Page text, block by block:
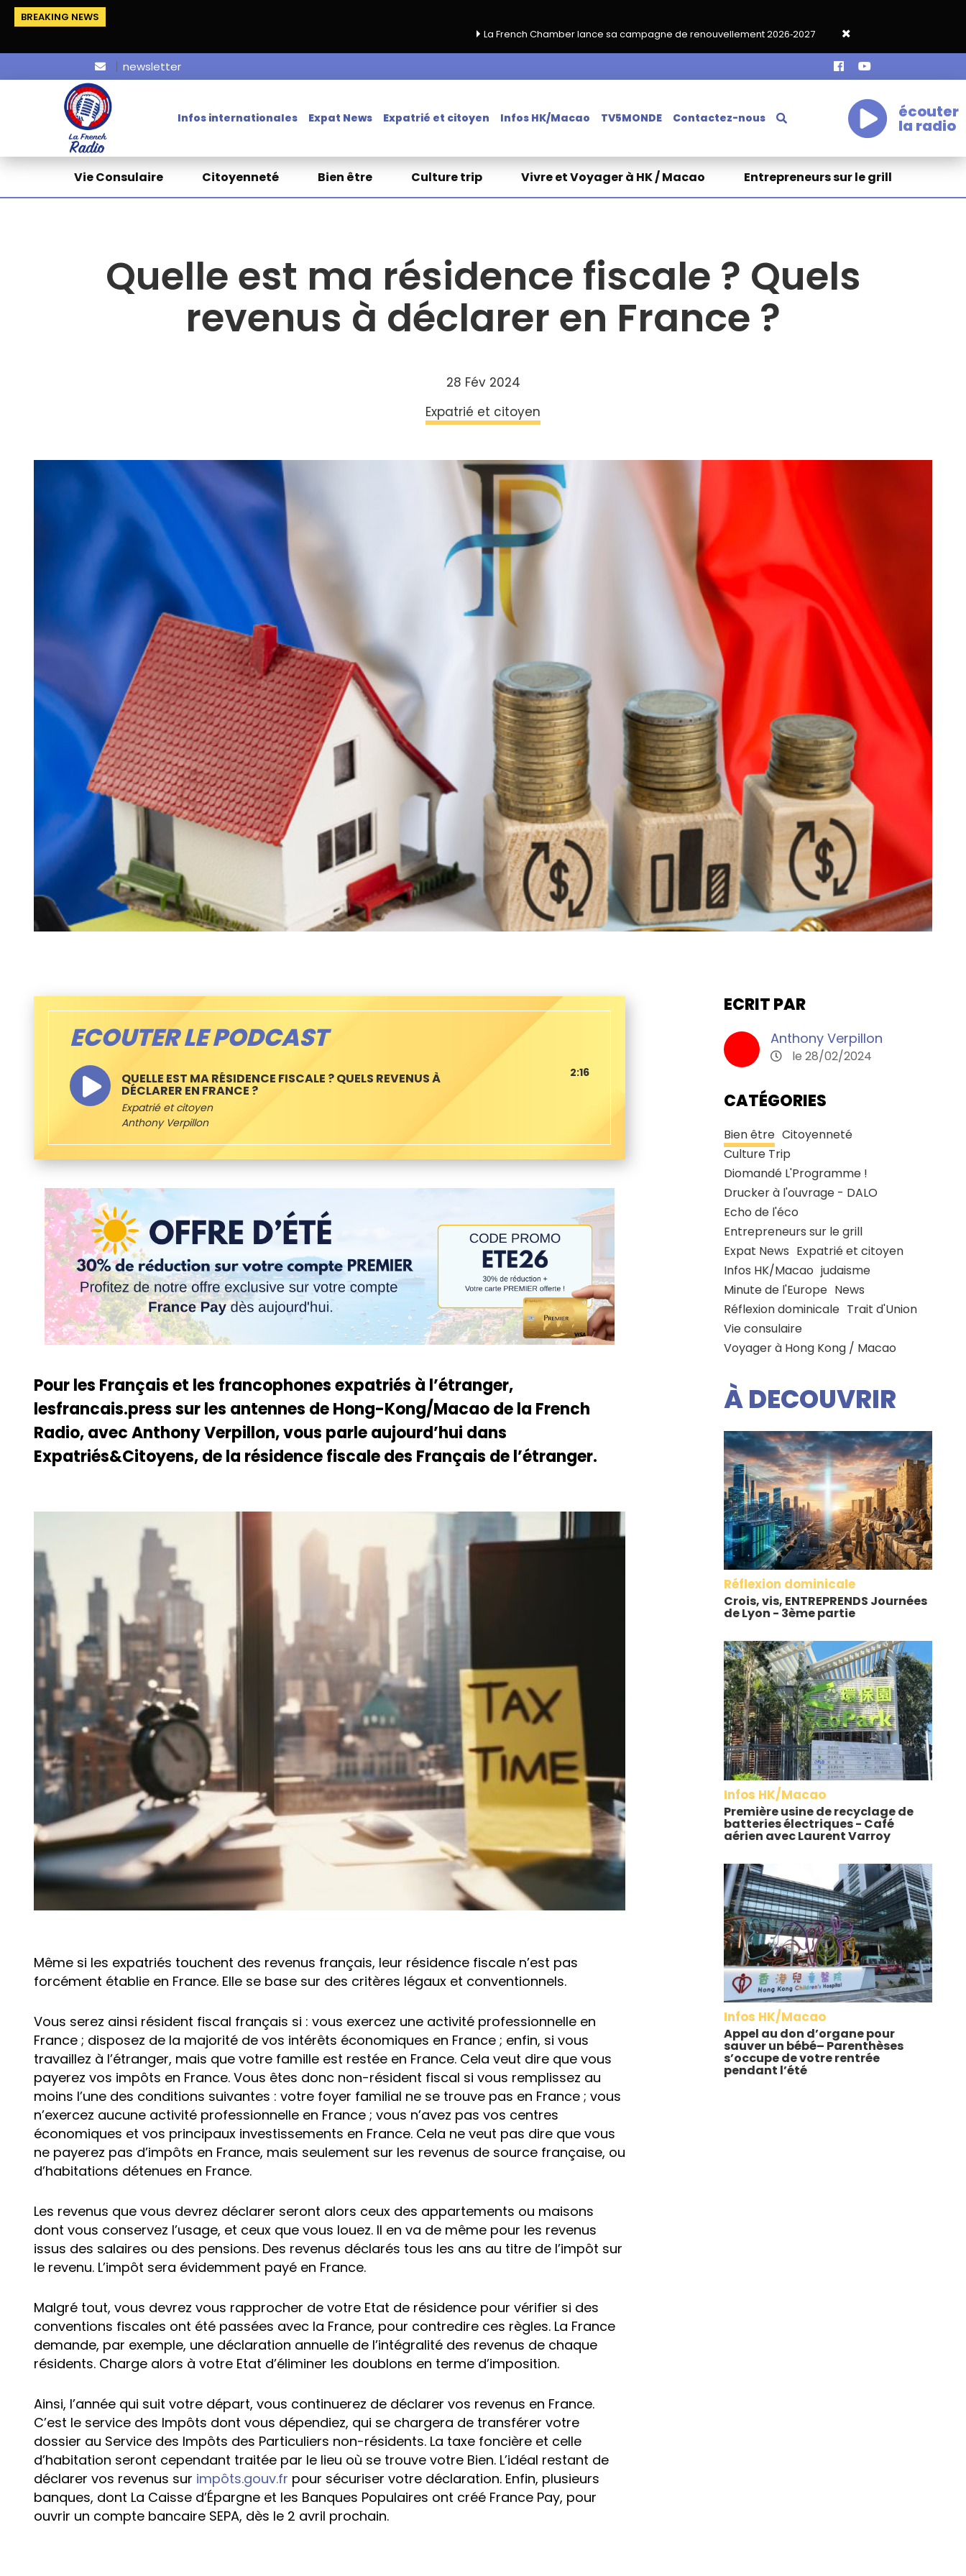
BREAKING NEWS
La French Chamber lance sa campagne de renouvellement 2026‑2027
Grand café de rentrée HKA le vendredi 18
newsletter
Infos internationales Expat News Expatrié et citoyen Infos HK/Macao TV5MONDE Contactez-nous écouter
la radio
Vie Consulaire Citoyenneté Bien être Culture trip Vivre et Voyager à HK / Macao Entrepreneurs sur le grill
Quelle est ma résidence fiscale ? Quels
revenus à déclarer en France ?
28 Fév 2024
Expatrié et citoyen
ECOUTER LE PODCAST
QUELLE EST MA RÉSIDENCE FISCALE ? QUELS REVENUS À
DÉCLARER EN FRANCE ?
Expatrié et citoyen
Anthony Verpillon
2:16
Pour les Français et les francophones expatriés à l’étranger,
lesfrancais.press sur les antennes de Hong-Kong/Macao de la French
Radio, avec Anthony Verpillon, vous parle aujourd’hui dans
Expatriés&Citoyens, de la résidence fiscale des Français de l’étranger.
Même si les expatriés touchent des revenus français, leur résidence fiscale n’est pas
forcément établie en France. Elle se base sur des critères légaux et conventionnels.
Vous serez ainsi résident fiscal français si : vous exercez une activité professionnelle en
France ; disposez de la majorité de vos intérêts économiques en France ; enfin, si vous
travaillez à l’étranger, mais que votre famille est restée en France. Cela veut dire que vous
payerez vos impôts en France. Vous êtes donc non-résident fiscal si vous remplissez au
moins l’une des conditions suivantes : votre foyer familial ne se trouve pas en France ; vous
n’exercez aucune activité professionnelle en France ; vous n’avez pas vos centres
économiques et vos principaux investissements en France. Cela ne veut pas dire que vous
ne payerez pas d’impôts en France, mais seulement sur les revenus de source française, ou
d’habitations détenues en France.
Les revenus que vous devrez déclarer seront alors ceux des appartements ou maisons
dont vous conservez l’usage, et ceux que vous louez. Il en va de même pour les revenus
issus des salaires ou des pensions. Des revenus déclarés tous les ans au titre de l’impôt sur
le revenu. L’impôt sera évidemment payé en France.
Malgré tout, vous devrez vous rapprocher de votre Etat de résidence pour vérifier si des
conventions fiscales ont été passées avec la France, pour contredire ces règles. La France
demande, par exemple, une déclaration annuelle de l’intégralité des revenus de chaque
résidents. Charge alors à votre Etat d’éliminer les doublons en terme d’imposition.
Ainsi, l’année qui suit votre départ, vous continuerez de déclarer vos revenus en France.
C’est le service des Impôts dont vous dépendiez, qui se chargera de transférer votre
dossier au Service des Impôts des Particuliers non-résidents. La taxe foncière et celle
d’habitation seront cependant traitée par le lieu où se trouve votre Bien. L’idéal restant de
déclarer vos revenus sur impôts.gouv.fr pour sécuriser votre déclaration. Enfin, plusieurs
banques, dont La Caisse d’Épargne et les Banques Populaires ont créé France Pay, pour
ouvrir un compte bancaire SEPA, dès le 2 avril prochain.
ECRIT PAR
Anthony Verpillon
le 28/02/2024
CATÉGORIES
Bien être Citoyenneté
Culture Trip
Diomandé L'Programme !
Drucker à l'ouvrage - DALO
Echo de l'éco
Entrepreneurs sur le grill
Expat News Expatrié et citoyen
Infos HK/Macao judaisme
Minute de l'Europe News
Réflexion dominicale Trait d'Union
Vie consulaire
Voyager à Hong Kong / Macao
À DECOUVRIR
Réflexion dominicale
Crois, vis, ENTREPRENDS Journées
de Lyon - 3ème partie
Infos HK/Macao
Première usine de recyclage de
batteries électriques - Café
aérien avec Laurent Varroy
Infos HK/Macao
Appel au don d’organe pour
sauver un bébé– Parenthèses
s’occupe de votre rentrée
pendant l’été